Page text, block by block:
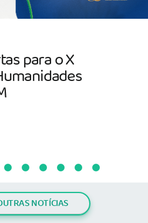
para o X
NOTÍCIAS